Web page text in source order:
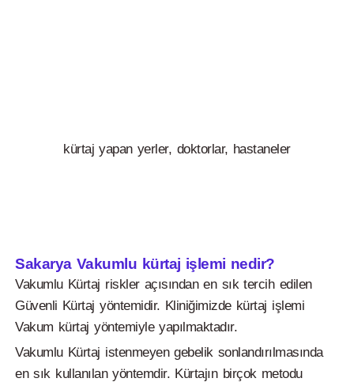
kürtaj yapan yerler, doktorlar, hastaneler
Sakarya Vakumlu kürtaj işlemi nedir?
Vakumlu Kürtaj riskler açısından en sık tercih edilen
Güvenli Kürtaj yöntemidir. Kliniğimizde kürtaj işlemi
Vakum kürtaj yöntemiyle yapılmaktadır.
Vakumlu Kürtaj istenmeyen gebelik sonlandırılmasında
en sık kullanılan yöntemdir. Kürtajın birçok metodu